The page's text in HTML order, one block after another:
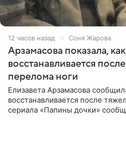
12 часов назад Соня Жарова
Арзамасова показала,
восстанавливается
перелома ноги
Елизавета Арзамасова
восстанавливается после
сериала «Папины дочки»